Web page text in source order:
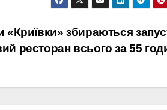
«Криївки» збираються
ресторан всього за 55